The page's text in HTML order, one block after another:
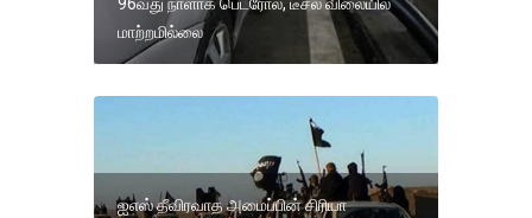
96வது நாளாக பெட்ரோல், டீசல் விலையில்
மாற்றமில்லை
ஐஎஸ் தீவிரவாத அமைப்பின் சிரியா